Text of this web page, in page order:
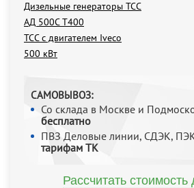
Дизельные генераторы ТСС
АД 500С Т400
ТСС с двигателем Iveco
500 кВт
САМОВЫВОЗ:
Со склада в Москве и
бесплатно
ПВЗ Деловые линии, СДЭК, ПЭК
тарифам ТК
Рассчитать стоимость